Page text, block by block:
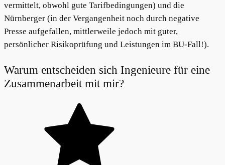
vermittelt, obwohl gute Tarifbedingungen) und die
Nürnberger (in der Vergangenheit noch durch negative
Presse aufgefallen, mittlerweile jedoch mit guter,
persönlicher Risikoprüfung und Leistungen im BU-Fall!).
Warum entscheiden sich Ingenieure für eine
Zusammenarbeit mit mir?